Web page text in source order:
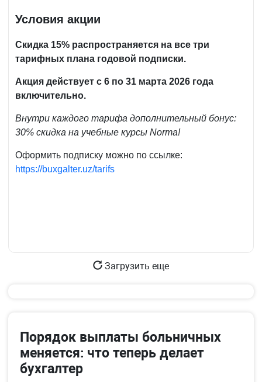
Условия акции
Скидка 15% распространяется на все три
тарифных плана годовой подписки.
Акция действует с 6 по 31 марта 2026 года
включительно.
Внутри каждого тарифа дополнительный бонус:
30% скидка на учебные курсы Norma!
Оформить подписку можно по ссылке:
https://buxgalter.uz/tarifs
Загрузить еще
Порядок выплаты больничных
меняется: что теперь делает
бухгалтер